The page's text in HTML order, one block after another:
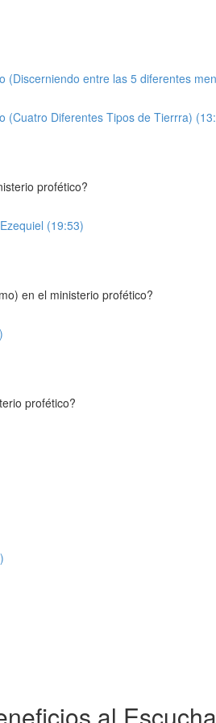
(Discerniendo entre las 5 diferentes
(Cuatro Diferentes Tipos de Tierrra)
profético?
(19:53)
en el ministerio profético?
profético?